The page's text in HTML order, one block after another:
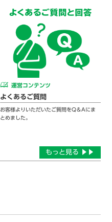
運営コンテンツ
よくあるご質問
お客様よりいただいたご質問をQ＆Aにま
とめました。
もっと見る ▶▶